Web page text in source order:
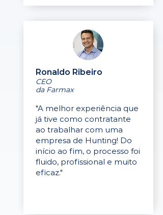
Ronaldo Ribeiro
CEO
da Farmax
"A melhor experiência que
já tive como contratante
ao trabalhar com uma
empresa de Hunting! Do
início ao fim, o processo foi
fluido, profissional e muito
eficaz."